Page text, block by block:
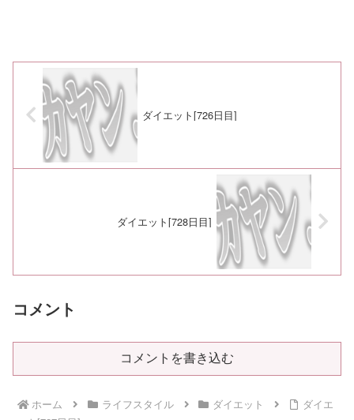
ダイエット[726日目]
ダイエット[728日目]
コメント
コメントを書き込む
ホーム ライフスタイル ダイエット
ダイエ